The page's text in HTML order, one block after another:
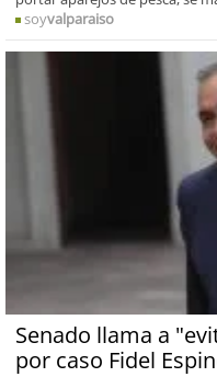
soyvalparaiso
Senado llama a
por caso Fidel